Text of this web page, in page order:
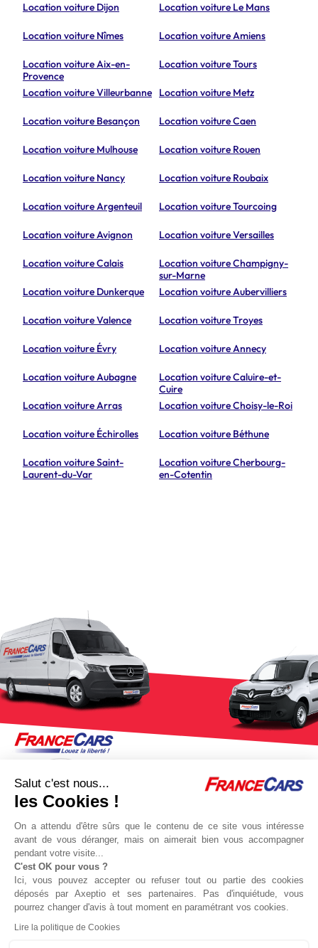
Salut c'est nous...
les Cookies !
On a attendu d'être sûrs que le contenu de ce site vous intéresse
avant de vous déranger, mais on aimerait bien vous accompagner
pendant votre visite...
C'est OK pour vous ?
Ici, vous pouvez accepter ou refuser tout ou partie des cookies
déposés par Axeptio et ses partenaires. Pas d'inquiétude, vous
pourrez changer d'avis à tout moment en paramétrant vos cookies.
Lire la politique de Cookies
Location voiture Dijon Location voiture Le Mans
Location voiture Nîmes Location voiture Amiens
Location voiture Aix-en-
Provence
Location voiture Tours
Location voiture Villeurbanne Location voiture Metz
Location voiture Besançon Location voiture Caen
Location voiture Mulhouse Location voiture Rouen
Location voiture Nancy Location voiture Roubaix
Location voiture Argenteuil Location voiture Tourcoing
Location voiture Avignon Location voiture Versailles
Location voiture Calais
Location voiture Champigny-
sur-Marne
Location voiture Dunkerque
Location voiture Aubervilliers
Location voiture Valence Location voiture Troyes
Location voiture Évry Location voiture Annecy
Location voiture Aubagne
Location voiture Caluire-et-
Cuire
Location voiture Arras
Location voiture Choisy-le-Roi
Location voiture Échirolles Location voiture Béthune
Location voiture Saint-
Laurent-du-Var
Location voiture Cherbourg-
en-Cotentin
Jeu concours Delta
Qui sommes nous ?
Partenaires
Actualités
Recrutement
Nous contacter